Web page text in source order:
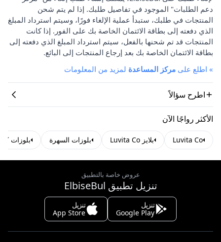
دعم الطلبات" الموجود في تفاصيل طلبك. إذا لم يتم شحن
المنتجات في طلبك، ستبدأ عملية الإلغاء فورًا، وسيتم استرداد المبلغ
الذي دفعته إلى بطاقة الائتمان الخاصة بك على الفور. إذا كانت
المنتجات قد تم شحنها بالفعل، سيتم استرداد المبلغ الذي دفعته إلى
بطاقة الائتمان الخاصة بك بعد إرجاع المنتجات إلى البائع.
» اطلع على مركز المساعدة لمزيد من المعلومات
اطرح سؤالاً
الأكثر رواجًا الآن
Luvita Co بلايز Luvita Co بلوزات السهرة بلوزات
عروض خاصة بالتطبيق
تنزيل تطبيق ElbiseBul
تنزيل
Google Play
تنزيل
App Store